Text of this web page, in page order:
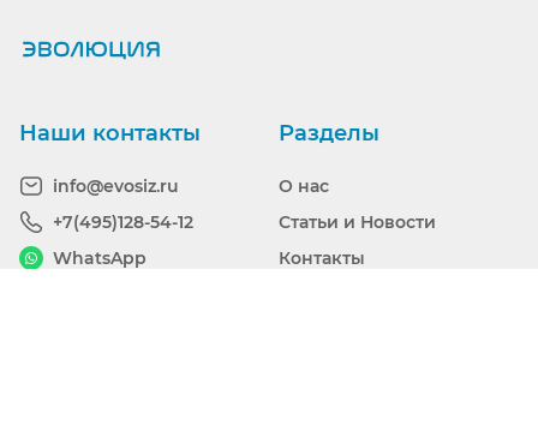
Разделы
О нас
Статьи и Новости
Контакты
Наши контакты
info@evosiz.ru
+7(495)128-54-12
WhatsApp